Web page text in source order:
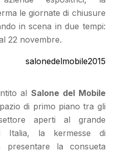
le giornate di chiusure
in scena in due tempi:
22 novembre.
alSalone del Mobile
di primo piano tra gli
aperti al grande
Italia, la kermesse di
presentare la consueta